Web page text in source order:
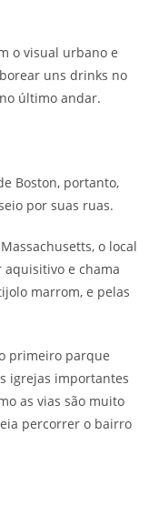
o visual urbano e
uns drinks no
último andar.
Boston, portanto,
por suas ruas.
o local
e chama
marrom, e pelas
primeiro parque
igrejas importantes
as vias são muito
percorrer o bairro